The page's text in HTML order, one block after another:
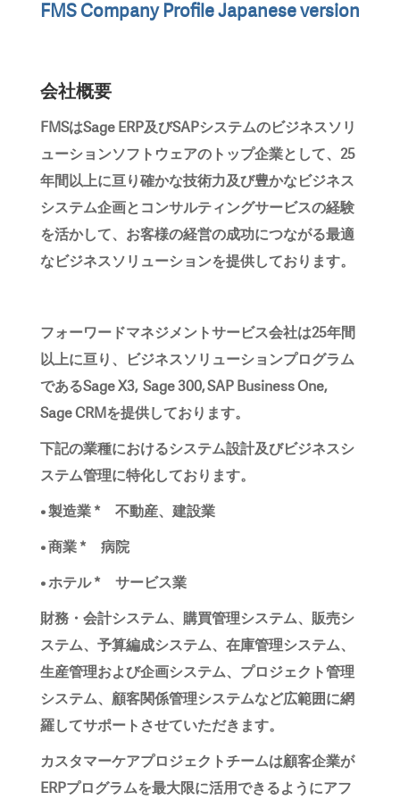
FMS Company Profile Japanese version
会社概要
FMSはSage ERP及びSAPシステムのビジネスソリ
ューションソフトウェアのトップ企業として、25
年間以上に亘り確かな技術力及び豊かなビジネス
システム企画とコンサルティングサービスの経験
を活かして、お客様の経営の成功につながる最適
なビジネスソリューションを提供しております。
フォーワードマネジメントサービス会社は25年間
以上に亘り、ビジネスソリューションプログラム
であるSage X3, Sage 300, SAP Business One,
Sage CRMを提供しております。
下記の業種におけるシステム設計及びビジネスシ
ステム管理に特化しております。
• 製造業 * 不動産、建設業
• 商業 * 病院
• ホテル * サービス業
財務・会計システム、購買管理システム、販売シ
ステム、予算編成システム、在庫管理システム、
生産管理および企画システム、プロジェクト管理
システム、顧客関係管理システムなど広範囲に網
羅してサポートさせていただきます。
カスタマーケアプロジェクトチームは顧客企業が
ERPプログラムを最大限に活用できるようにアフ